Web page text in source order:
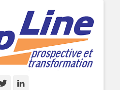
transformation, par Marc de Basquiat
Twitter